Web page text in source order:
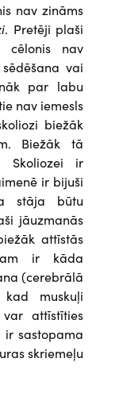
nav zināms
. Pretēji plaši
cēlonis nav
vai
par labu
nav iemesls
biežāk
Biežāk tā
Skoliozei ir
ir bijuši
stāja būtu
jāuzmanās
attīstās
ir kāda
(cerebrālā
muskuļi
attīstīties
ir sastopama
skriemeļu